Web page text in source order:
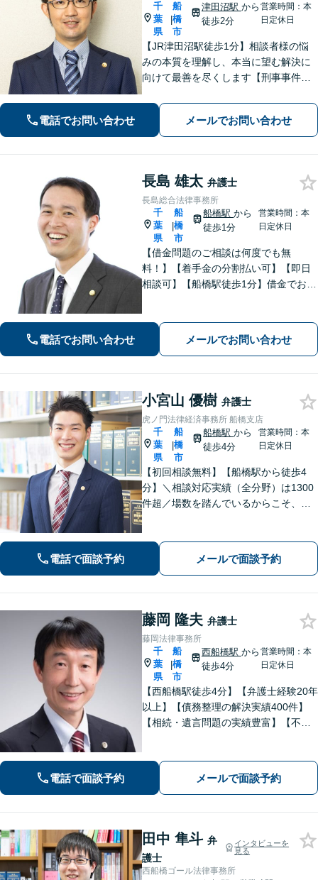
千
葉
県
|
船
橋
市
津田沼駅 から
徒歩2分
営業時間：本
日定休日
【JR津田沼駅徒歩1分】相談者様の悩
みの本質を理解し、本当に望む解決に
向けて最善を尽くします【刑事事件】
い【交通事故】医療費の打ち切り、後
遺障害等級認定など。保険会社との対
等な交渉にはぜひ弁護士にご依頼を！
電話でお問い合わせ メールでお問い合わせ
長島 雄太 弁護士
長島総合法律事務所
千
葉
県
|
船
橋
市
船橋駅から
徒歩1分
営業時間：本
日定休日
【借金問題のご相談は何度でも無
料！】【着手金の分割払い可】【即日
相談可】【船橋駅徒歩1分】借金でお悩
電話でお問い合わせ メールでお問い合わせ
小宮山 優樹 弁護士
虎ノ門法律経済事務所 船橋支店
千
葉
県
|
船
橋
市
船橋駅から
徒歩4分
営業時間：本
日定休日
【初回相談無料】【船橋駅から徒歩4
分】＼相談対応実績（全分野）は1300
件超／場数を踏んでいるからこそ、相
ます。離婚問題・刑事事件・相続遺言
などでお悩みの方はお気軽にご相談く
電話で面談予約 メールで面談予約
藤岡 隆夫 弁護士
藤岡法律事務所
千
葉
県
|
船
橋
市
西船橋駅 から
徒歩4分
営業時間：本
日定休日
【西船橋駅徒歩4分】【弁護士経験20年
以上】【債務整理の解決実績400件】
【相続・遺言問題の実績豊富】【不動
親身にサポートし解決へ。【企業勤め
経験有の弁護士】
電話で面談予約 メールで面談予約
田中 隼斗 弁
護士
インタビューを
見る
西船橋ゴール法律事務所